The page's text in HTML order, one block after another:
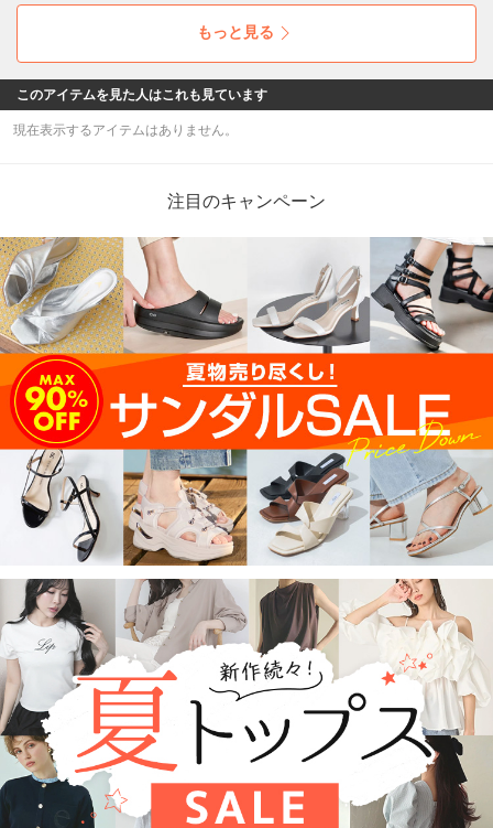
もっと見る
このアイテムを見た人はこれも見ています
現在表示するアイテムはありません。
注目のキャンペーン